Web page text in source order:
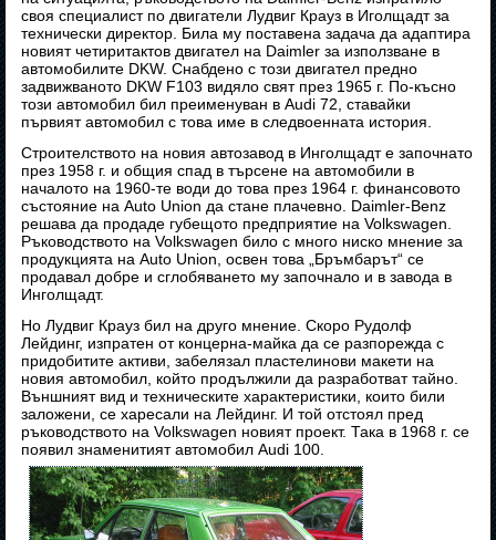
своя специалист по двигатели Лудвиг Крауз в Иголщадт за
технически директор. Била му поставена задача да адаптира
новият четиритактов двигател на Daimler за използване в
автомобилите DKW. Снабдено с този двигател предно
задвижваното DKW F103 видяло свят през 1965 г. По-късно
този автомобил бил преименуван в Audi 72, ставайки
първият автомобил с това име в следвоенната история.
Строителството на новия автозавод в Инголщадт е започнато
през 1958 г. и общия спад в търсене на автомобили в
началото на 1960-те води до това през 1964 г. финансовото
състояние на Auto Union да стане плачевно. Daimler-Benz
решава да продаде губещото предприятие на Volkswagen.
Ръководството на Volkswagen било с много ниско мнение за
продукцията на Auto Union, освен това „Бръмбарът“ се
продавал добре и сглобяването му започнало и в завода в
Инголщадт.
Но Лудвиг Крауз бил на друго мнение. Скоро Рудолф
Лейдинг, изпратен от концерна-майка да се разпорежда с
придобитите активи, забелязал пластелинови макети на
новия автомобил, който продължили да разработват тайно.
Външният вид и техническите характеристики, които били
заложени, се харесали на Лейдинг. И той отстоял пред
ръководството на Volkswagen новият проект. Така в 1968 г. се
появил знаменитият автомобил Audi 100.